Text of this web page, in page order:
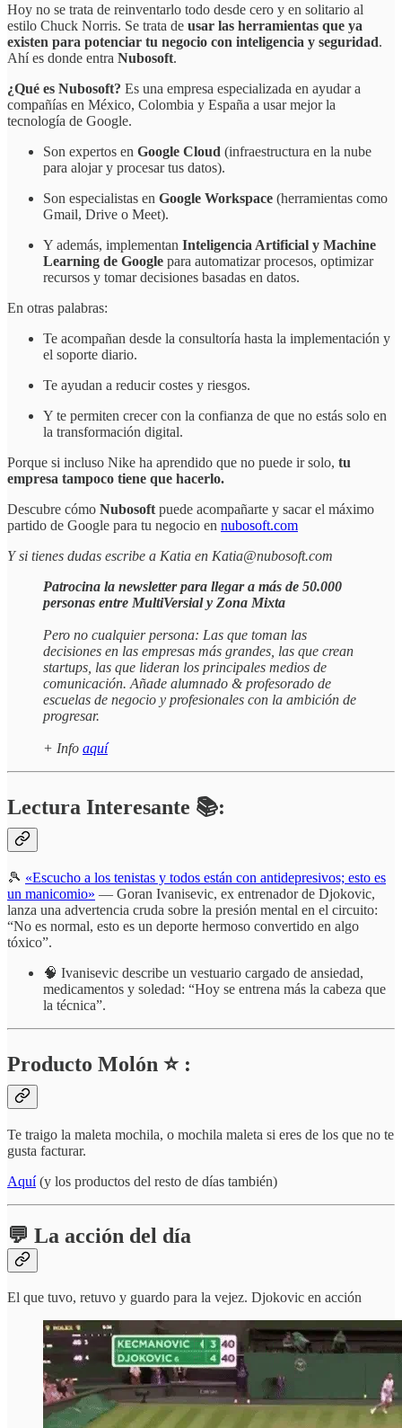
Hoy no se trata de reinventarlo todo desde cero y en solitario al
estilo Chuck Norris. Se trata de usar las herramientas que ya
existen para potenciar tu negocio con inteligencia y seguridad.
Ahí es donde entra Nubosoft.
¿Qué es Nubosoft? Es una empresa especializada en ayudar a
compañías en México, Colombia y España a usar mejor la
tecnología de Google.
Son expertos en Google Cloud (infraestructura en la nube
para alojar y procesar tus datos).
Son especialistas en Google Workspace (herramientas como
Gmail, Drive o Meet).
Y además, implementan Inteligencia Artificial y Machine
Learning de Google para automatizar procesos, optimizar
recursos y tomar decisiones basadas en datos.
En otras palabras:
Te acompañan desde la consultoría hasta la implementación y
el soporte diario.
Te ayudan a reducir costes y riesgos.
Y te permiten crecer con la confianza de que no estás solo en
la transformación digital.
Porque si incluso Nike ha aprendido que no puede ir solo, tu
empresa tampoco tiene que hacerlo.
Descubre cómo Nubosoft puede acompañarte y sacar el máximo
partido de Google para tu negocio en nubosoft.com
Y si tienes dudas escribe a Katia en Katia@nubosoft.com
Patrocina la newsletter para llegar a más de 50.000
personas entre MultiVersial y Zona Mixta
Pero no cualquier persona: Las que toman las
decisiones en las empresas más grandes, las que crean
startups, las que lideran los principales medios de
comunicación. Añade alumnado & profesorado de
escuelas de negocio y profesionales con la ambición de
progresar.
+ Info aquí
Lectura Interesante 📚:
🎾 «Escucho a los tenistas y todos están con antidepresivos; esto es
un manicomio» — Goran Ivanisevic, ex entrenador de Djokovic,
lanza una advertencia cruda sobre la presión mental en el circuito:
“No es normal, esto es un deporte hermoso convertido en algo
tóxico”.
🧠 Ivanisevic describe un vestuario cargado de ansiedad,
medicamentos y soledad: “Hoy se entrena más la cabeza que
la técnica”.
Producto Molón ⭐ :
Te traigo la maleta mochila, o mochila maleta si eres de los que no te
gusta facturar.
Aquí(y los productos del resto de días también)
💬 La acción del día
El que tuvo, retuvo y guardo para la vejez. Djokovic en acción